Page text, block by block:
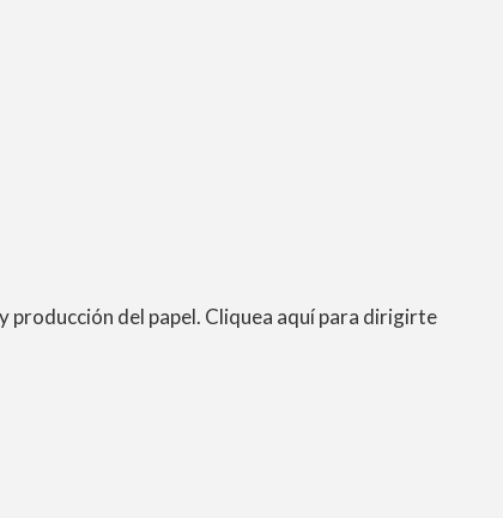
producción del papel. Cliquea aquí para dirigirte